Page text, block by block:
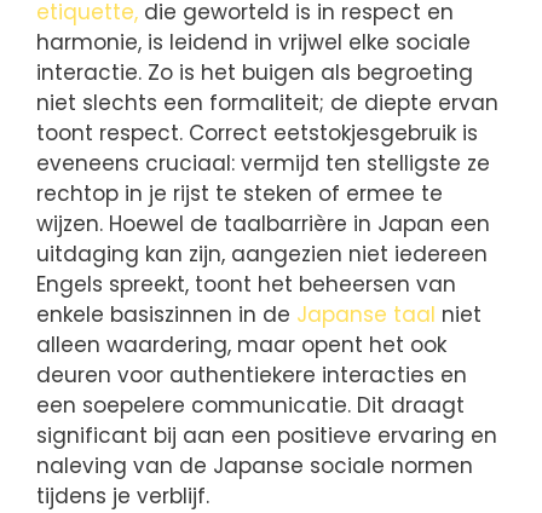
etiquette, die geworteld is in respect en
harmonie, is leidend in vrijwel elke sociale
interactie. Zo is het buigen als begroeting
niet slechts een formaliteit; de diepte ervan
toont respect. Correct eetstokjesgebruik is
eveneens cruciaal: vermijd ten stelligste ze
rechtop in je rijst te steken of ermee te
wijzen. Hoewel de taalbarrière in Japan een
uitdaging kan zijn, aangezien niet iedereen
Engels spreekt, toont het beheersen van
enkele basiszinnen in de Japanse taal niet
alleen waardering, maar opent het ook
deuren voor authentiekere interacties en
een soepelere communicatie. Dit draagt
significant bij aan een positieve ervaring en
naleving van de Japanse sociale normen
tijdens je verblijf.